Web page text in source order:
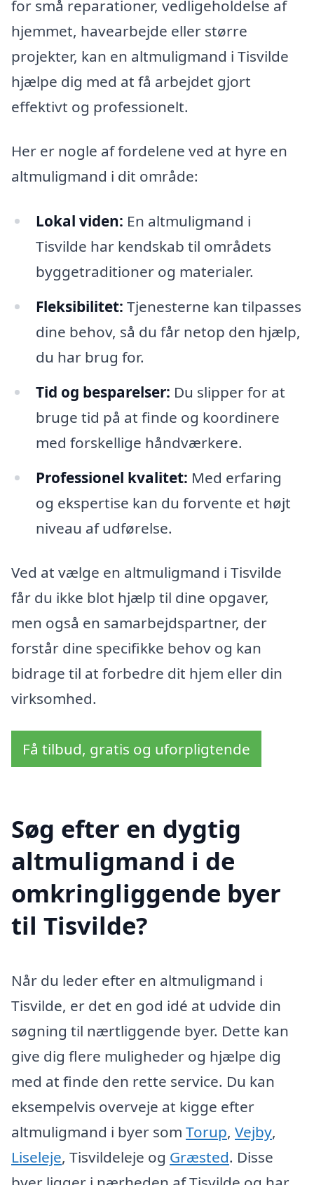
for små reparationer, vedligeholdelse af
hjemmet, havearbejde eller større
projekter, kan en altmuligmand i Tisvilde
hjælpe dig med at få arbejdet gjort
effektivt og professionelt.
Her er nogle af fordelene ved at hyre en
altmuligmand i dit område:
Lokal viden: En altmuligmand i
Tisvilde har kendskab til områdets
byggetraditioner og materialer.
Fleksibilitet: Tjenesterne kan tilpasses
dine behov, så du får netop den hjælp,
du har brug for.
Tid og besparelser: Du slipper for at
bruge tid på at finde og koordinere
med forskellige håndværkere.
Professionel kvalitet: Med erfaring
og ekspertise kan du forvente et højt
niveau af udførelse.
Ved at vælge en altmuligmand i Tisvilde
får du ikke blot hjælp til dine opgaver,
men også en samarbejdspartner, der
forstår dine specifikke behov og kan
bidrage til at forbedre dit hjem eller din
virksomhed.
Få tilbud, gratis og uforpligtende
Søg efter en dygtig
altmuligmand i de
omkringliggende byer
til Tisvilde?
Når du leder efter en altmuligmand i
Tisvilde, er det en god idé at udvide din
søgning til nærtliggende byer. Dette kan
give dig flere muligheder og hjælpe dig
med at finde den rette service. Du kan
eksempelvis overveje at kigge efter
altmuligmand i byer som Torup, Vejby,
Liseleje, Tisvildeleje og Græsted. Disse